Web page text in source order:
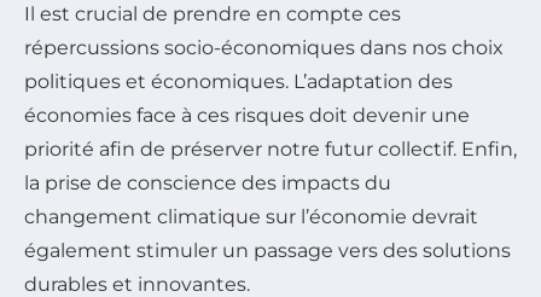
Il est crucial de prendre en compte ces
répercussions socio-économiques dans nos choix
politiques et économiques. L’adaptation des
économies face à ces risques doit devenir une
priorité afin de préserver notre futur collectif. Enfin,
la prise de conscience des impacts du
changement climatique sur l’économie devrait
également stimuler un passage vers des solutions
durables et innovantes.